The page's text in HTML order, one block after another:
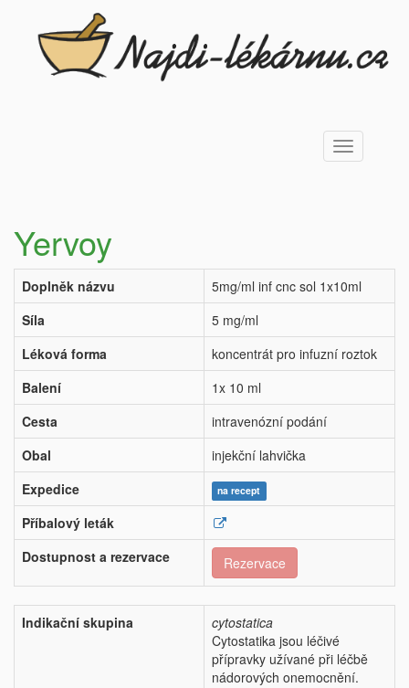
Toggle
navigation
Yervoy
Doplněk názvu
5mg/ml inf cnc sol 1x10ml
Síla
5 mg/ml
Léková forma
koncentrát pro infuzní roztok
Balení
1x 10 ml
Cesta
intravenózní podání
Obal
injekční lahvička
Expedice
na recept
Příbalový leták
Dostupnost a rezervace
Rezervace
Indikační skupina
cytostatica
Cytostatika jsou léčivé
přípravky užívané při léčbě
nádorových onemocnění.